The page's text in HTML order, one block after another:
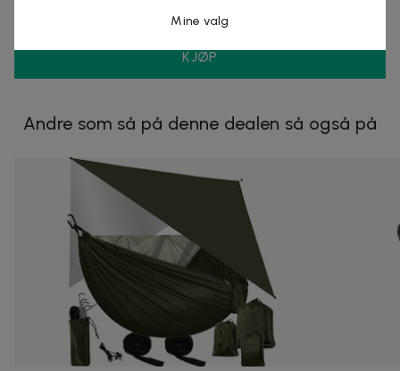
KJØP
Andre som så på denne dealen så også på
Mine valg